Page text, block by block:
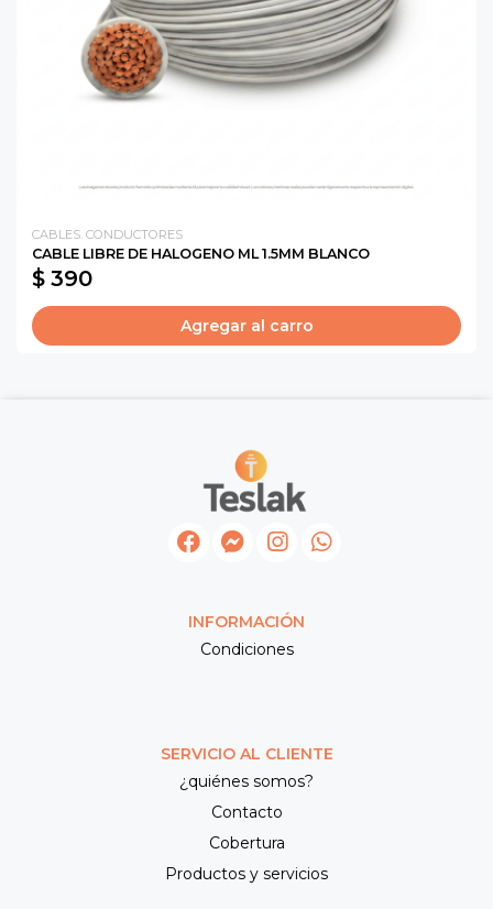
CABLES. CONDUCTORES
CABLE LIBRE DE HALOGENO ML 1.5MM BLANCO
$ 390
Agregar al carro
INFORMACIÓN
Condiciones
SERVICIO AL CLIENTE
¿quiénes somos?
Contacto
Cobertura
Productos y servicios